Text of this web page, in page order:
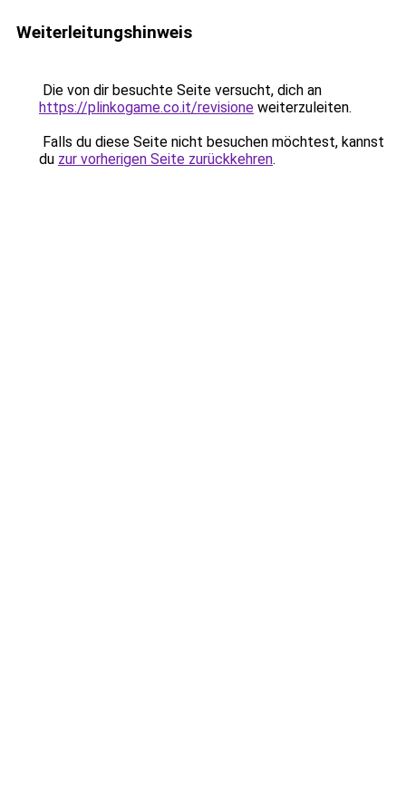
Weiterleitungshinweis
Die von dir besuchte Seite versucht, dich an
https://plinkogame.co.it/revisione weiterzuleiten.
Falls du diese Seite nicht besuchen möchtest, kannst
du zur vorherigen Seite zurückkehren.